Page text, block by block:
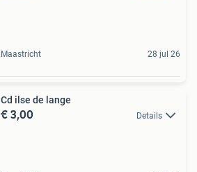
Maastricht 28 jul 26
Cd ilse de lange
€ 3,00 Details